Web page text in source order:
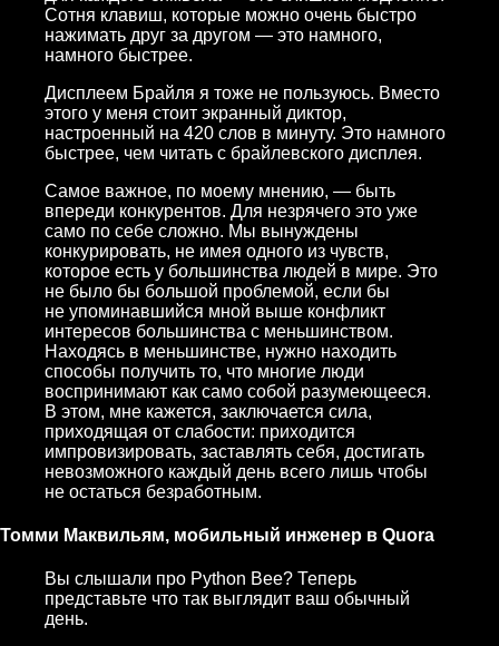
Сотня клавиш, которые можно очень быстро
нажимать друг за другом — это намного,
намного быстрее.
Дисплеем Брайля я тоже не пользуюсь. Вместо
этого у меня стоит экранный диктор,
настроенный на 420 слов в минуту. Это намного
быстрее, чем читать с брайлевского дисплея.
Самое важное, по моему мнению, — быть
впереди конкурентов. Для незрячего это уже
само по себе сложно. Мы вынуждены
конкурировать, не имея одного из чувств,
которое есть у большинства людей в мире. Это
не было бы большой проблемой, если бы
не упоминавшийся мной выше конфликт
интересов большинства с меньшинством.
Находясь в меньшинстве, нужно находить
способы получить то, что многие люди
воспринимают как само собой разумеющееся.
В этом, мне кажется, заключается сила,
приходящая от слабости: приходится
импровизировать, заставлять себя, достигать
невозможного каждый день всего лишь чтобы
не остаться безработным.
Томми Маквильям, мобильный инженер в Quora
Вы слышали про Python Bee? Теперь
представьте что так выглядит ваш обычный
день.